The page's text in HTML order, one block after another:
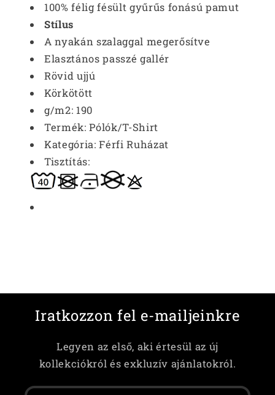
100% félig fésült gyűrűs fonású pamut
Stílus
A nyakán szalaggal megerősítve
Elasztános passzé gallér
Rövid ujjú
Körkötött
g/m2: 190
Termék:Pólók/T-Shirt
Kategória:Férfi Ruházat
Tisztítás:
Iratkozzon fel e-mailjeinkre
Legyen az első, aki értesül az új
kollekciókról és exkluzív ajánlatokról.